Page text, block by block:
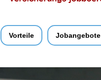
Vorteile Jobangebote